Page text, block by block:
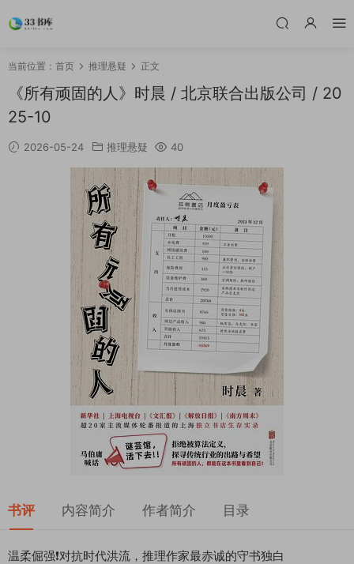
当前位置： 首页 推理悬疑 正文
《所有顽固的人》时晨 / 北京联合出版公司 / 20
25-10
2026-05-24 推理悬疑 40
书评 内容简介 作者简介 目录
温柔倔强❗️对抗时代洪流，推理作家最赤诚的守书独白